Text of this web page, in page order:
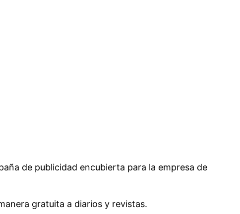
de publicidad encubierta para la empresa de
gratuita a diarios y revistas.